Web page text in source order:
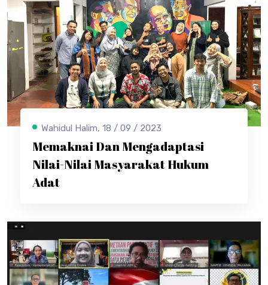
Wahidul Halim, 18 / 09 / 2023
Memaknai Dan Mengadaptasi
Nilai-Nilai Masyarakat Hukum
Adat